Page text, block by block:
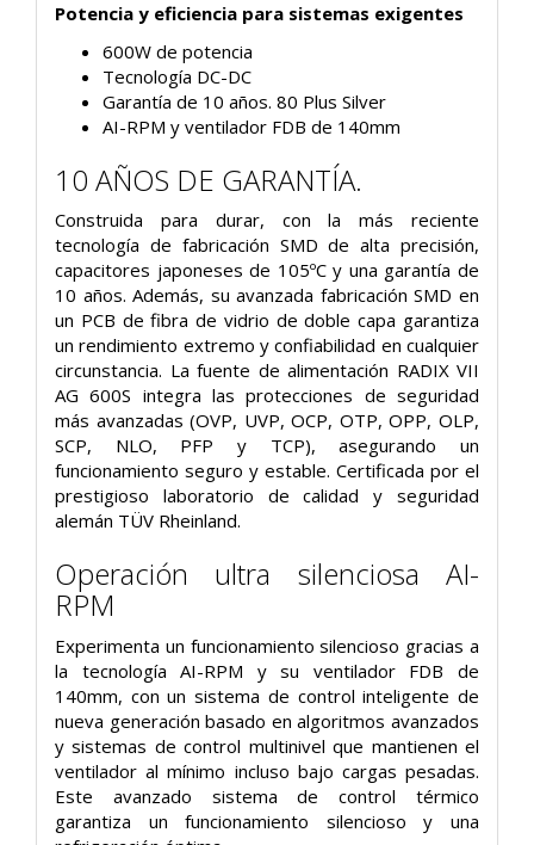
Potencia y eficiencia para sistemas exigentes
600W de potencia
Tecnología DC-DC
Garantía de 10 años. 80 Plus Silver
AI-RPM y ventilador FDB de 140mm
10 AÑOS DE GARANTÍA.
Construida para durar, con la más reciente
tecnología de fabricación SMD de alta precisión,
capacitores japoneses de 105ºC y una garantía de
10 años. Además, su avanzada fabricación SMD en
un PCB de fibra de vidrio de doble capa garantiza
un rendimiento extremo y confiabilidad en cualquier
circunstancia. La fuente de alimentación RADIX VII
AG 600S integra las protecciones de seguridad
más avanzadas (OVP, UVP, OCP, OTP, OPP, OLP,
SCP, NLO, PFP y TCP), asegurando un
funcionamiento seguro y estable. Certificada por el
prestigioso laboratorio de calidad y seguridad
alemán TÜV Rheinland.
Operación ultra silenciosa AI-
RPM
Experimenta un funcionamiento silencioso gracias a
la tecnología AI-RPM y su ventilador FDB de
140mm, con un sistema de control inteligente de
nueva generación basado en algoritmos avanzados
y sistemas de control multinivel que mantienen el
ventilador al mínimo incluso bajo cargas pesadas.
Este avanzado sistema de control térmico
garantiza un funcionamiento silencioso y una